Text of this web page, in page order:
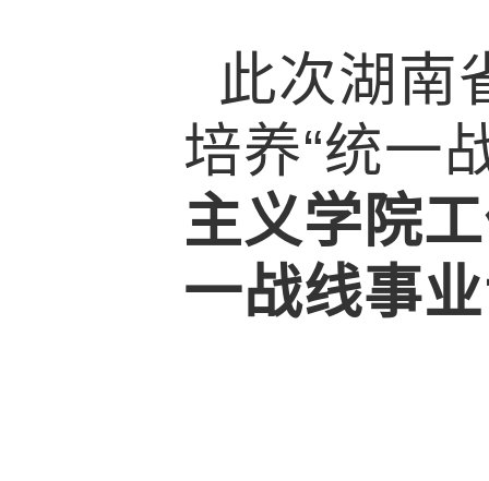
此次湖南
培养“统一
主义学院
一战线事